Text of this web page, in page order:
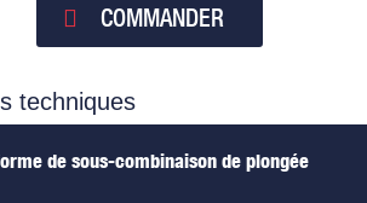
COMMANDER
techniques
de sous-combinaison de plongée